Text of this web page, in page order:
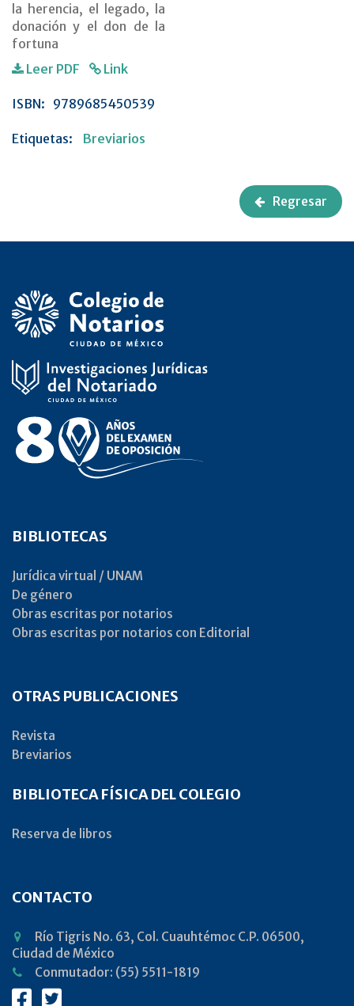
la herencia, el legado, la
donación y el don de la
fortuna
Leer PDF
Link
ISBN: 9789685450539
Etiquetas: Breviarios
Regresar
BIBLIOTECAS
Jurídica virtual / UNAM
De género
Obras escritas por notarios
Obras escritas por notarios con Editorial
OTRAS PUBLICACIONES
Revista
Breviarios
BIBLIOTECA FÍSICA DEL COLEGIO
Reserva de libros
CONTACTO
Río Tigris No. 63, Col. Cuauhtémoc C.P. 06500,
Ciudad de México
Conmutador: (55) 5511-1819